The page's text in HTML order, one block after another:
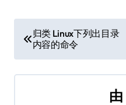
文
章
导
归类 Linux下列出目录
内容的命令
由